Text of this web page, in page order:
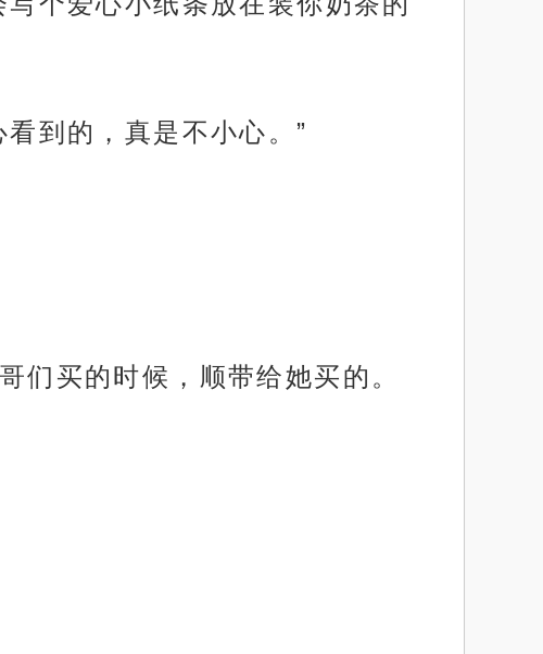
到的，真是不小心。”
们买的时候，顺带给她买的。